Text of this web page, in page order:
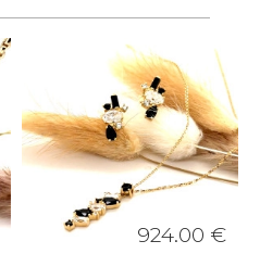
924.00 €